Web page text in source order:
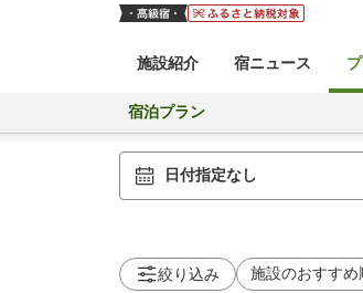
施設紹介 宿ニュース
宿泊プラン
日付指定なし
絞り込み